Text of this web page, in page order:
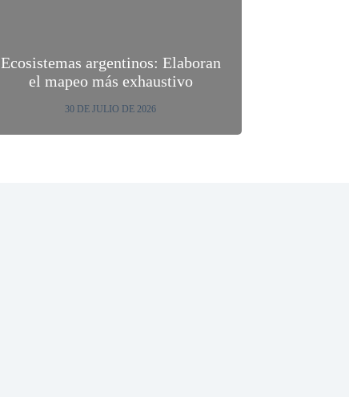
Ecosistemas argentinos: Elaboran
el mapeo más exhaustivo
30 DE JULIO DE 2026